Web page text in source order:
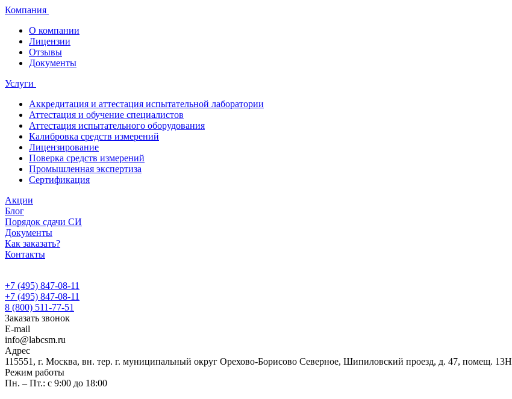
Компания
О компании
Лицензии
Отзывы
Документы
Услуги
Аккредитация и аттестация испытательной лаборатории
Аттестация и обучение специалистов
Аттестация испытательного оборудования
Калибровка средств измерений
Лицензирование
Поверка средств измерений
Промышленная экспертиза
Сертификация
Акции
Блог
Порядок сдачи СИ
Документы
Как заказать?
Контакты
+7 (495) 847-08-11
+7 (495) 847-08-11
8 (800) 511-77-51
Заказать звонок
E-mail
info@labcsm.ru
Адрес
115551, г. Москва, вн. тер. г. муниципальный округ Орехово-Борисово Северное, Шипиловский проезд, д. 47, помещ. 13Н
Режим работы
Пн. – Пт.: с 9:00 до 18:00